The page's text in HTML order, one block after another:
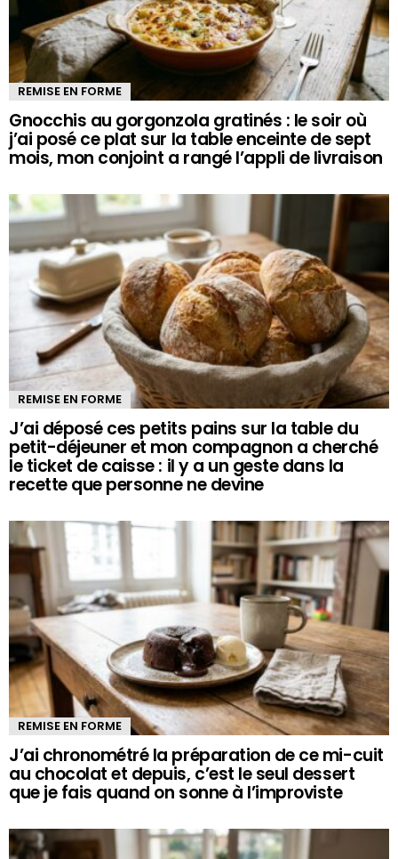
REMISE EN FORME
Gnocchis au gorgonzola gratinés : le soir où
j’ai posé ce plat sur la table enceinte de sept
mois, mon conjoint a rangé l’appli de livraison
REMISE EN FORME
J’ai déposé ces petits pains sur la table du
petit-déjeuner et mon compagnon a cherché
le ticket de caisse : il y a un geste dans la
recette que personne ne devine
REMISE EN FORME
J’ai chronométré la préparation de ce mi-cuit
au chocolat et depuis, c’est le seul dessert
que je fais quand on sonne à l’improviste